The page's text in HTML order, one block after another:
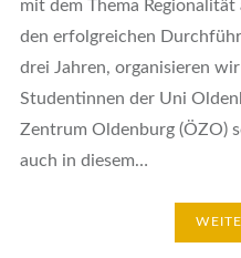
mit dem Thema
den erfolgreichen
drei Jahren, organisieren
Studentinnen der Uni
Zentrum Oldenburg (ÖZO)
auch in diesem…